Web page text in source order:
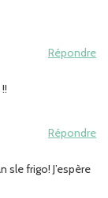
Répondre
Répondre
sle frigo! J’espère